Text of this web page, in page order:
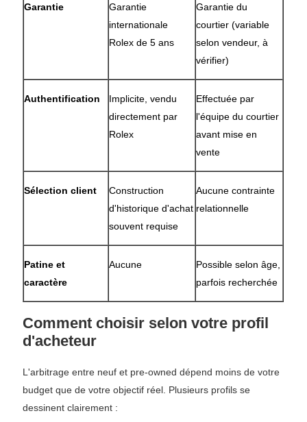
Garantie
Garantie
internationale
Rolex de 5 ans
Garantie du
courtier (variable
selon vendeur, à
vérifier)
Authentification
Implicite, vendu
directement par
Rolex
Effectuée par
l'équipe du courtier
avant mise en
vente
Sélection client
Construction
d'historique d'achat
souvent requise
Aucune contrainte
relationnelle
Patine et
caractère
Aucune
Possible selon âge,
parfois recherchée
Comment choisir selon votre profil
d'acheteur
L'arbitrage entre neuf et pre-owned dépend moins de votre
budget que de votre objectif réel. Plusieurs profils se
dessinent clairement :